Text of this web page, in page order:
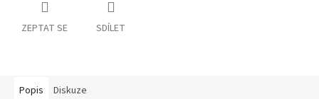
ZEPTAT SE SDÍLET
Popis Diskuze